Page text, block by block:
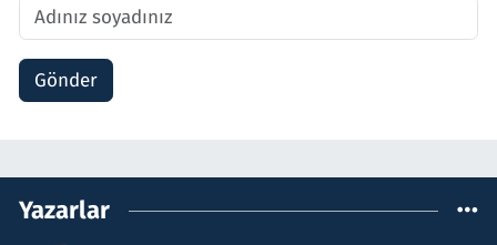
Gönder
Yazarlar